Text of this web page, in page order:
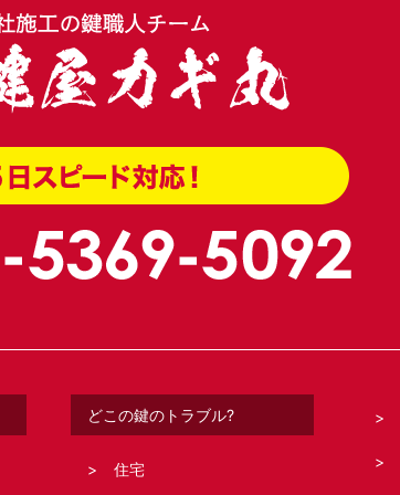
どこの鍵のトラブル?
住宅